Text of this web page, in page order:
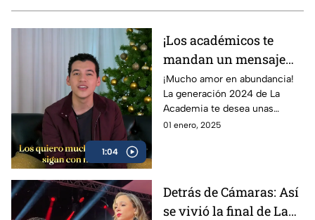
1:04
¡Los académicos te
mandan un mensaje
lleno de esperanza
para el 2025!
¡Mucho amor en abundancia!
La generación 2024 de La
Academia te desea unas
fiestas y un 2025 lleno de
01 enero, 2025
Detrás de Cámaras: Así
se vivió la final de La